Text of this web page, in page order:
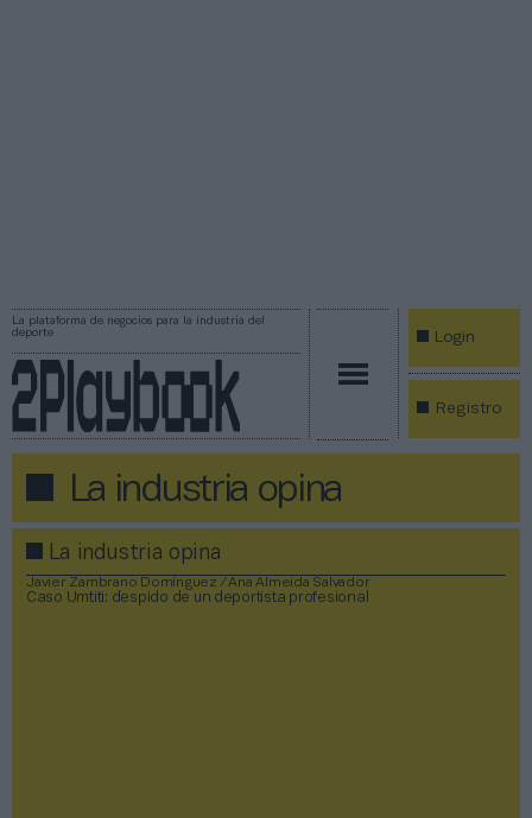
La plataforma de negocios para la industria del
deporte
Login
Registro
La industria opina
La industria opina
Javier Zambrano Domínguez / Ana Almeida Salvador
Caso Umtiti: despido de un deportista profesional